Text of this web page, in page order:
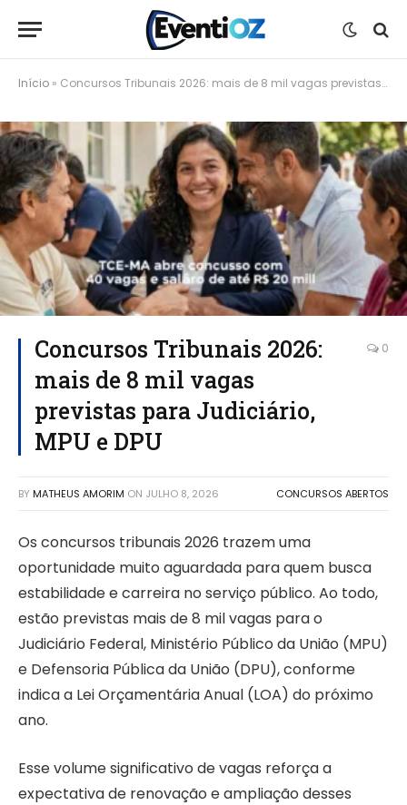
Início » Concursos Tribunais 2026: mais de 8 mil vagas previstas para Judiciário, MPU e DPU
Concursos Tribunais 2026:
mais de 8 mil vagas
previstas para Judiciário,
MPU e DPU
0
BY MATHEUS AMORIM ON JULHO 8, 2026 CONCURSOS ABERTOS
Os concursos tribunais 2026 trazem uma
oportunidade muito aguardada para quem busca
estabilidade e carreira no serviço público. Ao todo,
estão previstas mais de 8 mil vagas para o
Judiciário Federal, Ministério Público da União (MPU)
e Defensoria Pública da União (DPU), conforme
indica a Lei Orçamentária Anual (LOA) do próximo
ano.
Esse volume significativo de vagas reforça a
expectativa de renovação e ampliação desses